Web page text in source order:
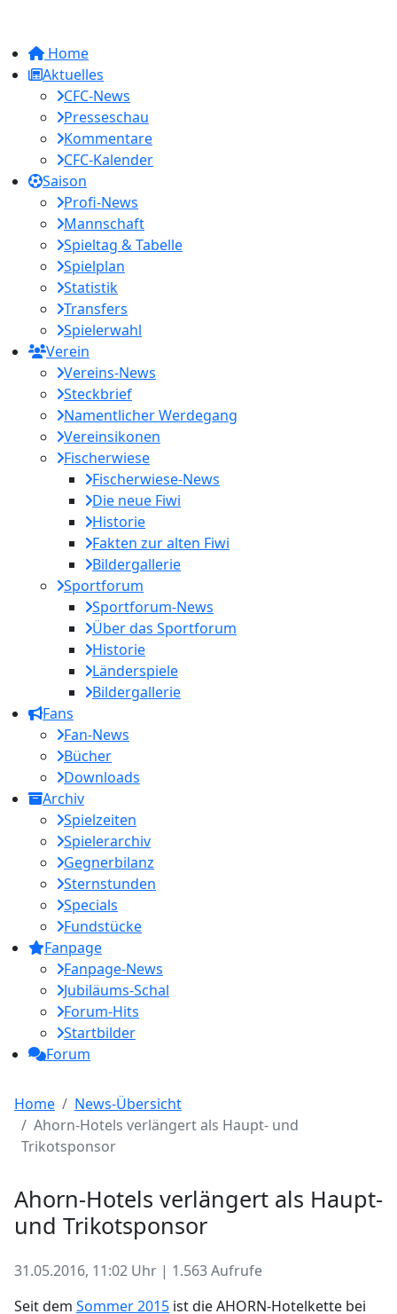
Home
Aktuelles
CFC-News
Presseschau
Kommentare
CFC-Kalender
Saison
Profi-News
Mannschaft
Spieltag & Tabelle
Spielplan
Statistik
Transfers
Spielerwahl
Verein
Vereins-News
Steckbrief
Namentlicher Werdegang
Vereinsikonen
Fischerwiese
Fischerwiese-News
Die neue Fiwi
Historie
Fakten zur alten Fiwi
Bildergallerie
Sportforum
Sportforum-News
Über das Sportforum
Historie
Länderspiele
Bildergallerie
Fans
Fan-News
Bücher
Downloads
Archiv
Spielzeiten
Spielerarchiv
Gegnerbilanz
Sternstunden
Specials
Fundstücke
Fanpage
Fanpage-News
Jubiläums-Schal
Forum-Hits
Startbilder
Forum
Home
News-Übersicht
Ahorn-Hotels verlängert als Haupt- und
Trikotsponsor
Ahorn-Hotels verlängert als Haupt-
und Trikotsponsor
31.05.2016, 11:02 Uhr | 1.563 Aufrufe
Seit dem Sommer 2015 ist die AHORN-Hotelkette bei